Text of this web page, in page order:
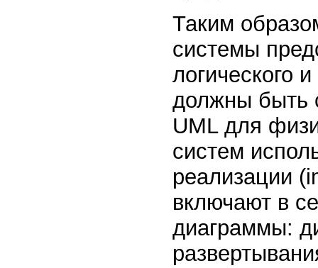
Таким
системы
логического
должны быть
UML для
систем
реализации
включают в
диаграммы: